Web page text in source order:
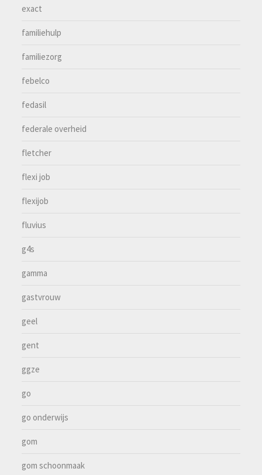
exact
familiehulp
familiezorg
febelco
fedasil
federale overheid
fletcher
flexi job
flexijob
fluvius
g4s
gamma
gastvrouw
geel
gent
ggze
go
go onderwijs
gom
gom schoonmaak